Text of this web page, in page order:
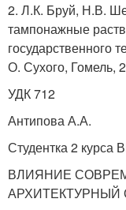
2. Л.К. Бруй, Н.В.
тампонажные
государственного
О. Сухого, Гомель,
УДК 712
Антипова А.А.
Студентка 2 курса
ВЛИЯНИЕ
АРХИТЕКТУРНЫЙ